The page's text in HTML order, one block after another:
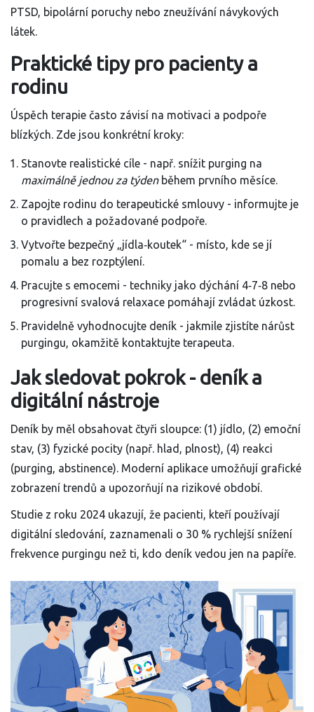
PTSD, bipolární poruchy nebo zneužívání návykových
látek.
Praktické tipy pro pacienty a
rodinu
Úspěch terapie často závisí na motivaci a podpoře
blízkých. Zde jsou konkrétní kroky:
Stanovte realistické cíle - např. snížit purging na
maximálně jednou za týdenběhem prvního měsíce.
Zapojte rodinu do terapeutické smlouvy - informujte je
o pravidlech a požadované podpoře.
Vytvořte bezpečný „jídla‑koutek“ - místo, kde se jí
pomalu a bez rozptýlení.
Pracujte s emocemi - techniky jako dýchání 4‑7‑8 nebo
progresivní svalová relaxace pomáhají zvládat úzkost.
Pravidelně vyhodnocujte deník - jakmile zjistíte nárůst
purgingu, okamžitě kontaktujte terapeuta.
Jak sledovat pokrok - deník a
digitální nástroje
Deník by měl obsahovat čtyři sloupce: (1) jídlo, (2) emoční
stav, (3) fyzické pocity (např. hlad, plnost), (4) reakci
(purging, abstinence). Moderní aplikace umožňují grafické
zobrazení trendů a upozorňují na rizikové období.
Studie z roku 2024 ukazují, že pacienti, kteří používají
digitální sledování, zaznamenali o 30 % rychlejší snížení
frekvence purgingu než ti, kdo deník vedou jen na papíře.